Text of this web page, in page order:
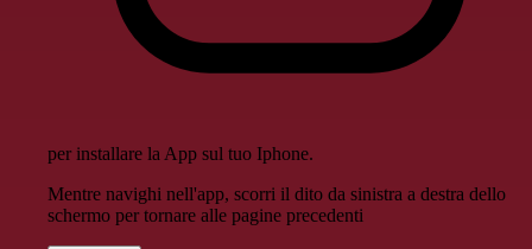
per installare la App sul tuo Iphone.
Mentre navighi nell'app, scorri il dito da sinistra a destra dello
schermo per tornare alle pagine precedenti